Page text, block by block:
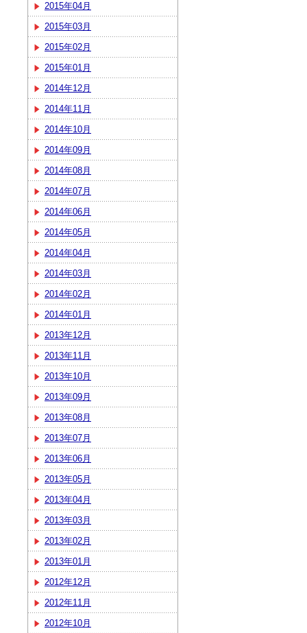
2015年04月
2015年03月
2015年02月
2015年01月
2014年12月
2014年11月
2014年10月
2014年09月
2014年08月
2014年07月
2014年06月
2014年05月
2014年04月
2014年03月
2014年02月
2014年01月
2013年12月
2013年11月
2013年10月
2013年09月
2013年08月
2013年07月
2013年06月
2013年05月
2013年04月
2013年03月
2013年02月
2013年01月
2012年12月
2012年11月
2012年10月